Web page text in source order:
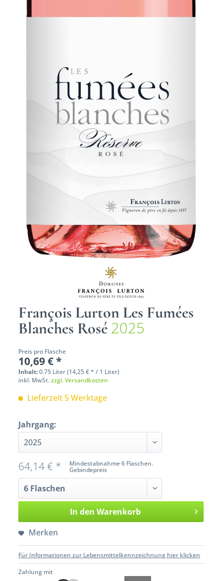
François Lurton Les Fumées
Blanches Rosé 2025
Preis pro Flasche
10,69 € *
Inhalt:0.75 Liter (14,25 € * / 1 Liter)
inkl. MwSt.zzgl. Versandkosten
Lieferzeit 5 Werktage
Jahrgang:
Mindestabnahme 6 Flaschen.
Gebindepreis
64,14 € *
In den Warenkorb
Merken
Für Informationen zur Lebensmittelkennzeichnung hier klicken
Zahlung mit